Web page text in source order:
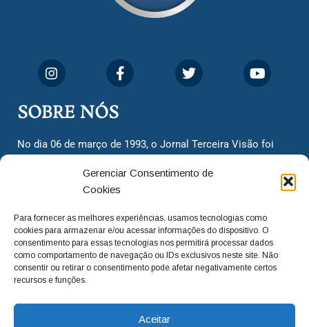
Gerenciar Consentimento de
Cookies
Para fornecer as melhores experiências, usamos tecnologias como
cookies para armazenar e/ou acessar informações do dispositivo. O
consentimento para essas tecnologias nos permitirá processar dados
como comportamento de navegação ou IDs exclusivos neste site. Não
consentir ou retirar o consentimento pode afetar negativamente certos
recursos e funções.
Aceitar
SOBRE NÓS
No dia 06 de março de 1993, o Jornal Terceira Visão foi
cidadãos valinhenses, já que naquela época só existiam
dois jornais. Há mais de 30 anos, o jornal continua
com o foco de trazer as melhores notícias. Nunca
deixamos de lado as necessidades do cidadão, sempre
questionando os órgãos públicos em busca de melhorias
para a cidade e sempre cobrando resoluções para casos